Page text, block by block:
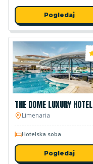
Pogledaj
THE DOME LUXURY HOTEL
Limenaria
Hotelska soba
Pogledaj